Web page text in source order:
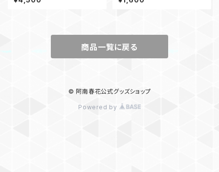
商品一覧に戻る
© 阿南春花公式グッズショップ
Powered by